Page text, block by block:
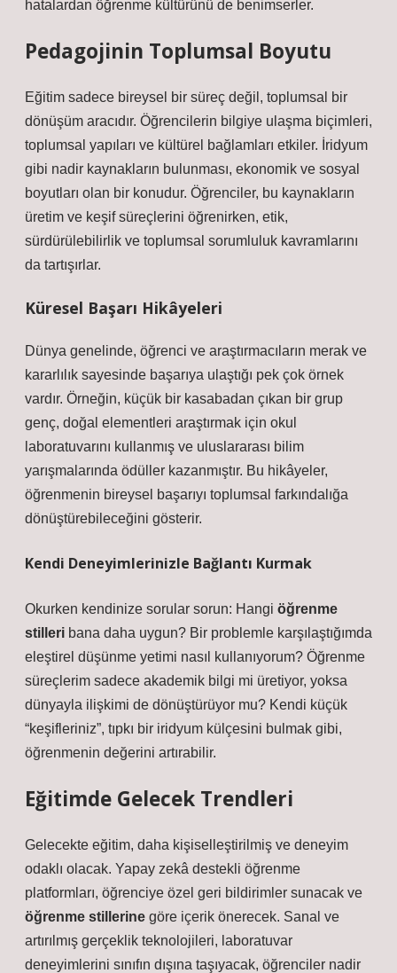
hatalardan öğrenme kültürünü de benimserler.
Pedagojinin Toplumsal Boyutu
Eğitim sadece bireysel bir süreç değil, toplumsal bir
dönüşüm aracıdır. Öğrencilerin bilgiye ulaşma biçimleri,
toplumsal yapıları ve kültürel bağlamları etkiler. İridyum
gibi nadir kaynakların bulunması, ekonomik ve sosyal
boyutları olan bir konudur. Öğrenciler, bu kaynakların
üretim ve keşif süreçlerini öğrenirken, etik,
sürdürülebilirlik ve toplumsal sorumluluk kavramlarını
da tartışırlar.
Küresel Başarı Hikâyeleri
Dünya genelinde, öğrenci ve araştırmacıların merak ve
kararlılık sayesinde başarıya ulaştığı pek çok örnek
vardır. Örneğin, küçük bir kasabadan çıkan bir grup
genç, doğal elementleri araştırmak için okul
laboratuvarını kullanmış ve uluslararası bilim
yarışmalarında ödüller kazanmıştır. Bu hikâyeler,
öğrenmenin bireysel başarıyı toplumsal farkındalığa
dönüştürebileceğini gösterir.
Kendi Deneyimlerinizle Bağlantı Kurmak
Okurken kendinize sorular sorun: Hangi öğrenme
stilleri bana daha uygun? Bir problemle karşılaştığımda
eleştirel düşünme yetimi nasıl kullanıyorum? Öğrenme
süreçlerim sadece akademik bilgi mi üretiyor, yoksa
dünyayla ilişkimi de dönüştürüyor mu? Kendi küçük
“keşifleriniz”, tıpkı bir iridyum külçesini bulmak gibi,
öğrenmenin değerini artırabilir.
Eğitimde Gelecek Trendleri
Gelecekte eğitim, daha kişiselleştirilmiş ve deneyim
odaklı olacak. Yapay zekâ destekli öğrenme
platformları, öğrenciye özel geri bildirimler sunacak ve
öğrenme stillerine göre içerik önerecek. Sanal ve
artırılmış gerçeklik teknolojileri, laboratuvar
deneyimlerini sınıfın dışına taşıyacak, öğrenciler nadir